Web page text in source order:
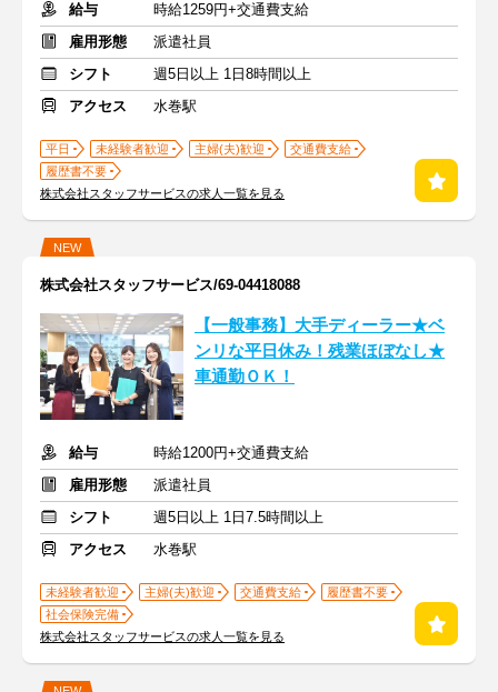
給与
時給1259円+交通費支給
雇用形態
派遣社員
シフト
週5日以上 1日8時間以上
アクセス
水巻駅
平日 未経験者歓迎 主婦(夫)歓迎
交通費支給
履歴書不要
株式会社スタッフサービスの求人一覧を見る
NEW
株式会社スタッフサービス/69-04418088
【一般事務】大手ディーラー★ベ
ンリな平日休み！残業ほぼなし★
車通勤ＯＫ！
給与
時給1200円+交通費支給
雇用形態
派遣社員
シフト
週5日以上 1日7.5時間以上
アクセス
水巻駅
未経験者歓迎 主婦(夫)歓迎 交通費支給
履歴書不要
社会保険完備
株式会社スタッフサービスの求人一覧を見る